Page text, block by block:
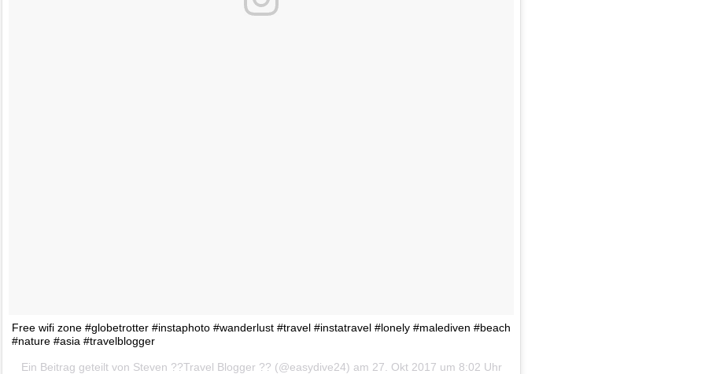
Free wifi zone #globetrotter #instaphoto #wanderlust #travel #instatravel #lonely #malediven #beach
#nature #asia #travelblogger
Ein Beitrag geteilt von Steven ??Travel Blogger ?? (@easydive24) am 27. Okt 2017 um 8:02 Uhr